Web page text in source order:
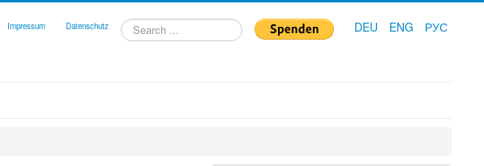
DEU ENG РУС
Search
...
Impressum Datenschutz